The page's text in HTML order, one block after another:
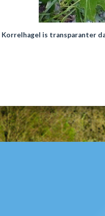
Korrelhagel is transparanter